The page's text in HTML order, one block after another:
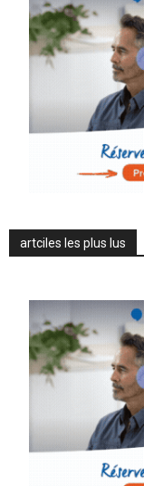
artciles les plus lus